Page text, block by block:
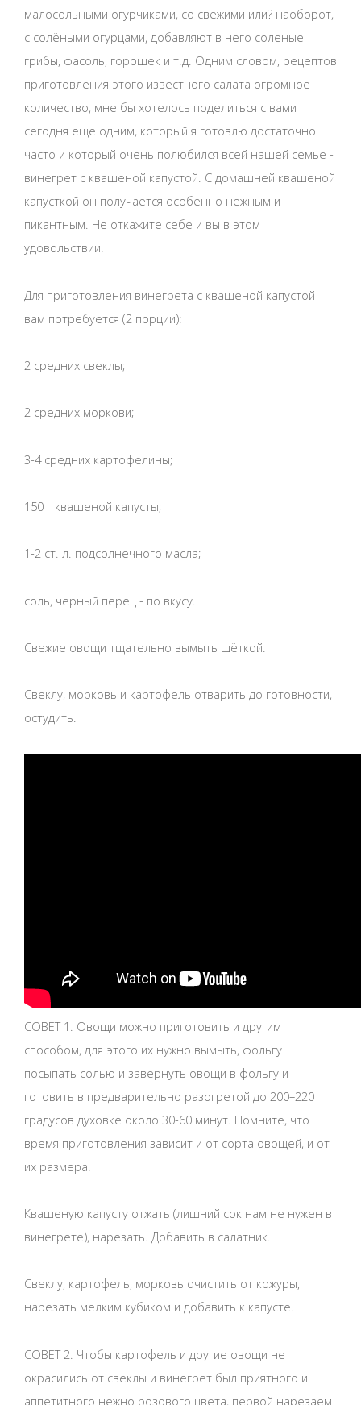
малосольными огурчиками, со свежими или? наоборот,
с солёными огурцами, добавляют в него соленые
грибы, фасоль, горошек и т.д. Одним словом, рецептов
приготовления этого известного салата огромное
количество, мне бы хотелось поделиться с вами
сегодня ещё одним, который я готовлю достаточно
часто и который очень полюбился всей нашей семье -
винегрет с квашеной капустой. С домашней квашеной
капусткой он получается особенно нежным и
пикантным. Не откажите себе и вы в этом
удовольствии.
Для приготовления винегрета с квашеной капустой
вам потребуется (2 порции):
2 средних свеклы;
2 средних моркови;
3-4 средних картофелины;
150 г квашеной капусты;
1-2 ст. л. подсолнечного масла;
соль, черный перец - по вкусу.
Свежие овощи тщательно вымыть щёткой.
Свеклу, морковь и картофель отварить до готовности,
остудить.
СОВЕТ 1. Овощи можно приготовить и другим
способом, для этого их нужно вымыть, фольгу
посыпать солью и завернуть овощи в фольгу и
готовить в предварительно разогретой до 200–220
градусов духовке около 30-60 минут. Помните, что
время приготовления зависит и от сорта овощей, и от
их размера.
Квашеную капусту отжать (лишний сок нам не нужен в
винегрете), нарезать. Добавить в салатник.
Свеклу, картофель, морковь очистить от кожуры,
нарезать мелким кубиком и добавить к капусте.
СОВЕТ 2. Чтобы картофель и другие овощи не
окрасились от свеклы и винегрет был приятного и
аппетитного нежно розового цвета, первой нарезаем